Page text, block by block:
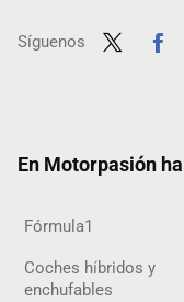
Síguenos
En Motorpasión
Fórmula1
Coches híbridos y
enchufables